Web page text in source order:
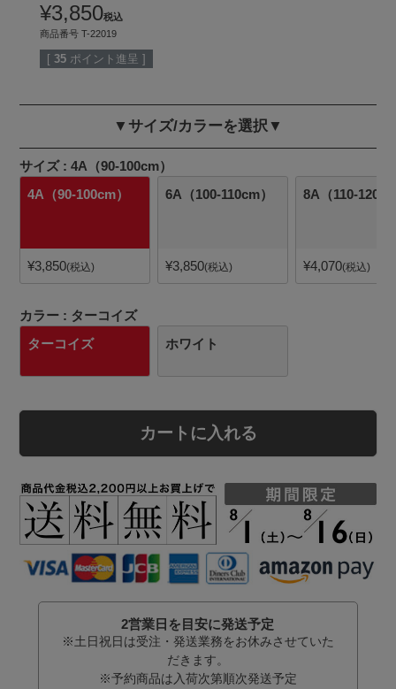
¥3,850税込
商品番号 T-22019
[ 35 ポイント進呈 ]
▼サイズ/カラーを選択▼
サイズ
4A（90-100cm）
4A（90-100cm）
¥3,850 税込
6A（100-110cm）
¥3,850 税込
8A（110-
¥4,070 税込
カラー
ターコイズ
ターコイズ
ホワイト
カートに入れる
2営業日を目安に発送予定
※土日祝日は受注・発送業務をお休みさせていた
だきます。
※予約商品は入荷次第順次発送予定